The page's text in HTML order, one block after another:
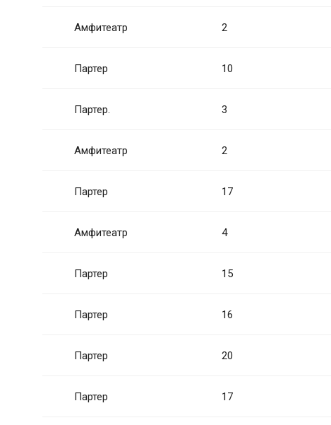
Амфитеатр 2
Партер 10
Партер. 3
Амфитеатр 2
Партер 17
Амфитеатр 4
Партер 15
Партер 16
Партер 20
Партер 17